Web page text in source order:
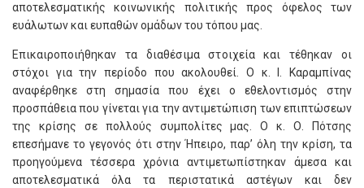
αποτελεσματικής κοινωνικής πολιτικής προς όφελος των
ευάλωτων και ευπαθών ομάδων του τόπου μας.
Επικαιροποιήθηκαν τα διαθέσιμα στοιχεία και τέθηκαν οι
στόχοι για την περίοδο που ακολουθεί. Ο κ. Ι. Καραμπίνας
αναφέρθηκε στη σημασία που έχει ο εθελοντισμός στην
προσπάθεια που γίνεται για την αντιμετώπιση των επιπτώσεων
της κρίσης σε πολλούς συμπολίτες μας. Ο κ. Ο. Πότσης
επεσήμανε το γεγονός ότι στην Ήπειρο, παρ’ όλη την κρίση, τα
προηγούμενα τέσσερα χρόνια αντιμετωπίστηκαν άμεσα και
αποτελεσματικά όλα τα περιστατικά αστέγων και δεν